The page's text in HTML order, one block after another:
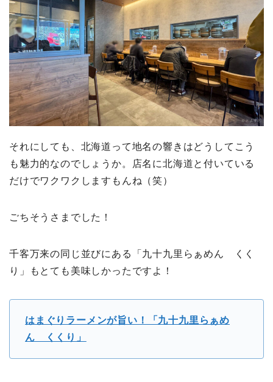
それにしても、北海道って地名の響きはどうしてこう
も魅力的なのでしょうか。店名に北海道と付いている
だけでワクワクしますもんね（笑）
ごちそうさまでした！
千客万来の同じ並びにある「九十九里らぁめん くく
り」もとても美味しかったですよ！
はまぐりラーメンが旨い！「九十九里らぁめ
ん くくり」